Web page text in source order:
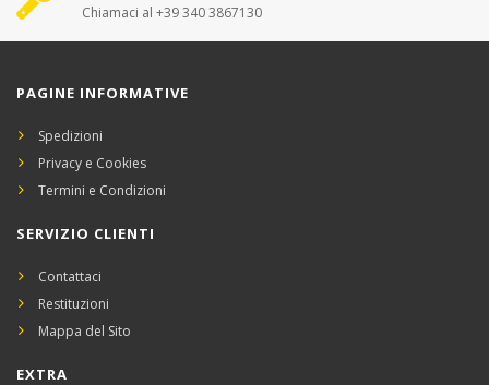
Chiamaci al +39 340 3867130
PAGINE INFORMATIVE
Spedizioni
Privacy e Cookies
Termini e Condizioni
SERVIZIO CLIENTI
Contattaci
Restituzioni
Mappa del Sito
EXTRA